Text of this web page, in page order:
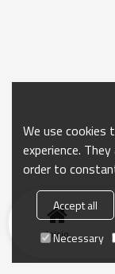
Inicio
We use cookies
experience.
order to
Accept all
Necessary